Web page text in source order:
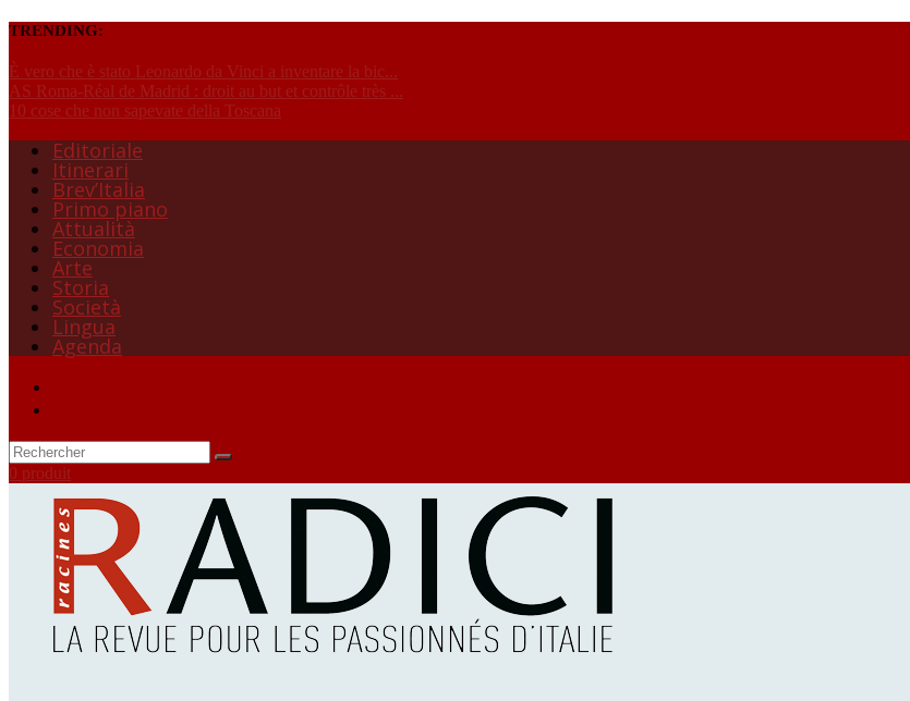
TRENDING:
È vero che è stato Leonardo da Vinci a inventare la bic...
AS Roma-Réal de Madrid : droit au but et contrôle très ...
10 cose che non sapevate della Toscana
Editoriale
Itinerari
Brev’Italia
Primo piano
Attualità
Economia
Arte
Storia
Società
Lingua
Agenda
0 produit